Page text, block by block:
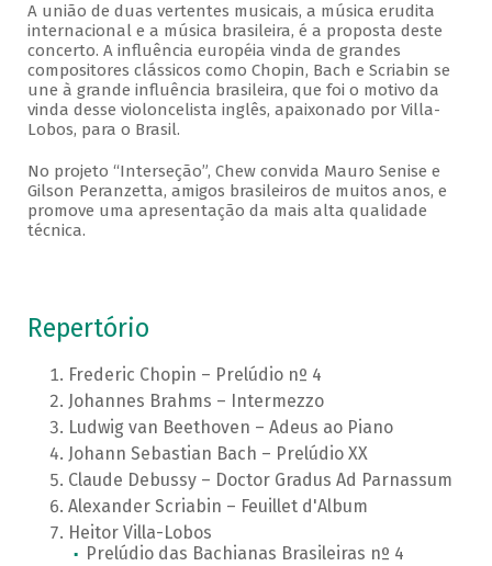
A união de duas vertentes musicais, a música erudita
internacional e a música brasileira, é a proposta deste
concerto. A influência européia vinda de grandes
compositores clássicos como Chopin, Bach e Scriabin se
une à grande influência brasileira, que foi o motivo da
vinda desse violoncelista inglês, apaixonado por Villa-
Lobos, para o Brasil.
No projeto “Interseção”, Chew convida Mauro Senise e
Gilson Peranzetta, amigos brasileiros de muitos anos, e
promove uma apresentação da mais alta qualidade
técnica.
Repertório
Frederic Chopin – Prelúdio nº 4
Johannes Brahms – Intermezzo
Ludwig van Beethoven – Adeus ao Piano
Johann Sebastian Bach – Prelúdio XX
Claude Debussy – Doctor Gradus Ad Parnassum
Alexander Scriabin – Feuillet d'Album
Heitor Villa-Lobos
Prelúdio das Bachianas Brasileiras nº 4